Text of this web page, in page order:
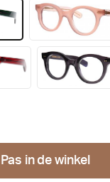
Pas in de winkel